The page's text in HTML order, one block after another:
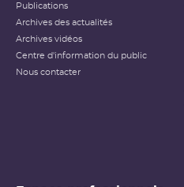
Publications
Archives des actualités
Archives vidéos
Centre d'information du public
Nous contacter